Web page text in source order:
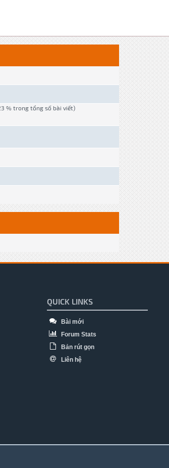
% trong tổng số bài viết)
QUICK LINKS
Bài mới
Forum Stats
Bản rút gọn
Liên hệ